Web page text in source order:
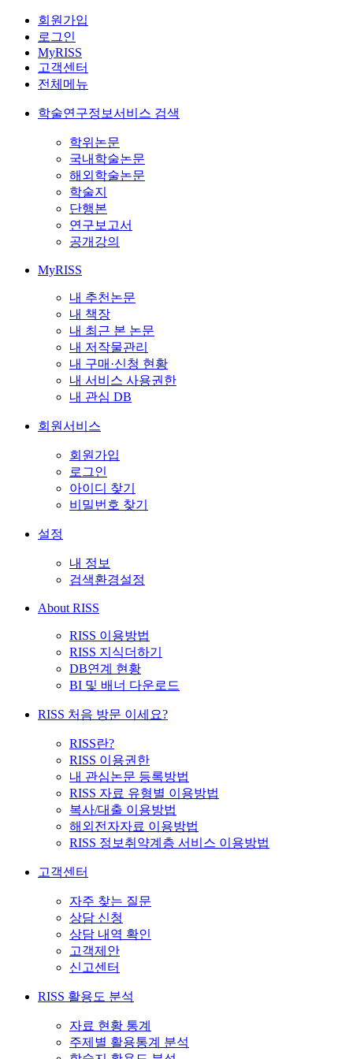
회원가입
로그인
MyRISS
고객센터
전체메뉴
학술연구정보서비스 검색
학위논문
국내학술논문
해외학술논문
학술지
단행본
연구보고서
공개강의
MyRISS
내 추천논문
내 책장
내 최근 본 논문
내 저작물관리
내 구매·신청 현황
내 서비스 사용권한
내 관심 DB
회원서비스
회원가입
로그인
아이디 찾기
비밀번호 찾기
설정
내 정보
검색환경설정
About RISS
RISS 이용방법
RISS 지식더하기
DB연계 현황
BI 및 배너 다운로드
RISS 처음 방문 이세요?
RISS란?
RISS 이용권한
내 관심논문 등록방법
RISS 자료 유형별 이용방법
복사/대출 이용방법
해외전자자료 이용방법
RISS 정보취약계층 서비스 이용방법
고객센터
자주 찾는 질문
상담 신청
상담 내역 확인
고객제안
신고센터
RISS 활용도 분석
자료 현황 통계
주제별 활용통계 분석